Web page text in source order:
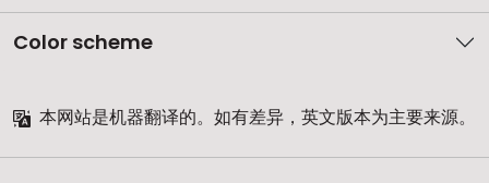
Color scheme
本网站是机器翻译的。如有差异，英文版本为主要来源。